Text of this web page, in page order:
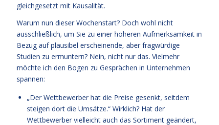
gleichgesetzt mit Kausalität.
Warum nun dieser Wochenstart? Doch wohl nicht
ausschließlich, um Sie zu einer höheren Aufmerksamkeit in
Bezug auf plausibel erscheinende, aber fragwürdige
Studien zu ermuntern? Nein, nicht nur das. Vielmehr
möchte ich den Bogen zu Gesprächen in Unternehmen
spannen:
„Der Wettbewerber hat die Preise gesenkt, seitdem
steigen dort die Umsätze.“ Wirklich? Hat der
Wettbewerber vielleicht auch das Sortiment geändert,